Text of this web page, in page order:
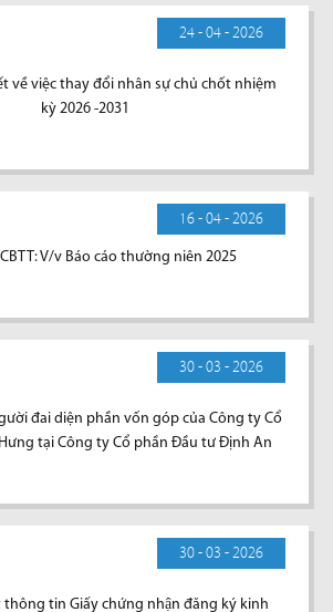
24 - 04 - 2026
về việc thay đổi nhân sự chủ chốt nhiệm
kỳ 2026 -2031
16 - 04 - 2026
CBTT: V/v Báo cáo thường niên 2025
30 - 03 - 2026
đai diện phần vốn góp của Công ty Cổ
tại Công ty Cổ phần Đầu tư Định An
30 - 03 - 2026
thông tin Giấy chứng nhận đăng ký kinh